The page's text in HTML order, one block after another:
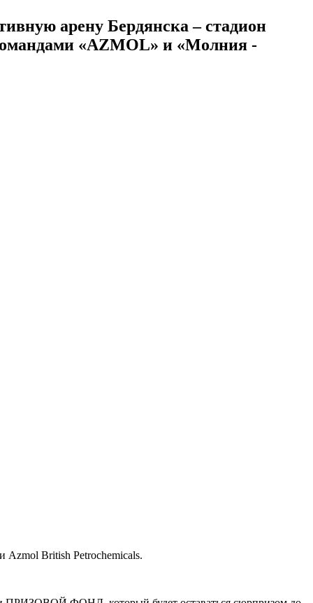
арену Бердянска – стадион
«AZMOL» и «Молния -
Azmol British Petrochemicals.